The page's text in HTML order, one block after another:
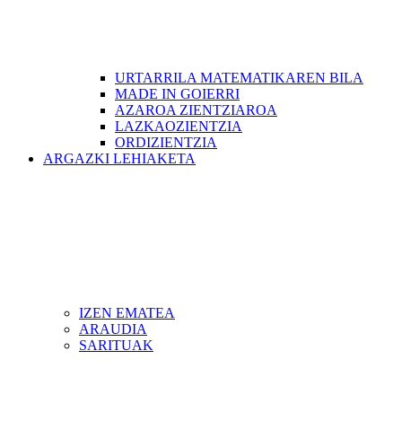
URTARRILA MATEMATIKAREN BILA
MADE IN GOIERRI
AZAROA ZIENTZIAROA
LAZKAOZIENTZIA
ORDIZIENTZIA
ARGAZKI LEHIAKETA
IZEN EMATEA
ARAUDIA
SARITUAK